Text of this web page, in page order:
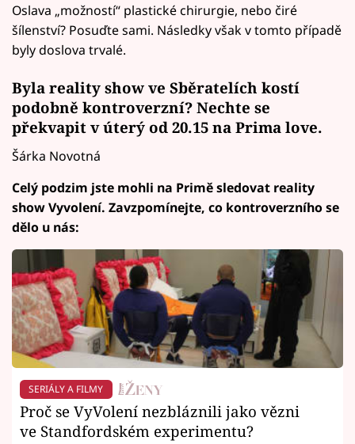
Oslava „možností“ plastické chirurgie, nebo čiré
šílenství? Posuďte sami. Následky však v tomto případě
byly doslova trvalé.
Byla reality show ve Sběratelích kostí
podobně kontroverzní? Nechte se
překvapit v úterý od 20.15 na Prima love.
Šárka Novotná
Celý podzim jste mohli na Primě sledovat reality
show Vyvolení. Zavzpomínejte, co kontroverzního se
dělo u nás:
SERIÁLY A FILMY
Proč se VyVolení nezbláznili jako vězni
ve Standfordském experimentu?